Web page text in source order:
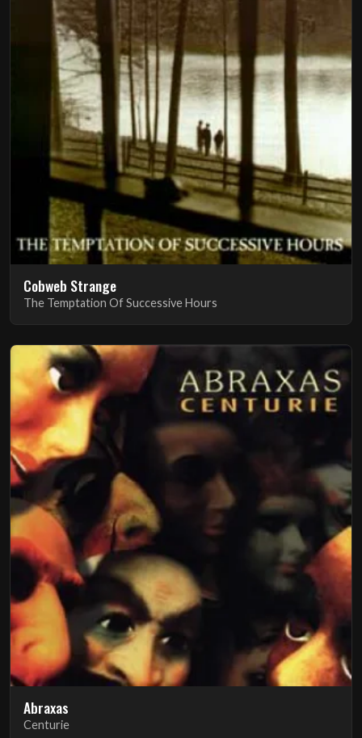
Cobweb Strange
The Temptation Of Successive Hours
Abraxas
Centurie